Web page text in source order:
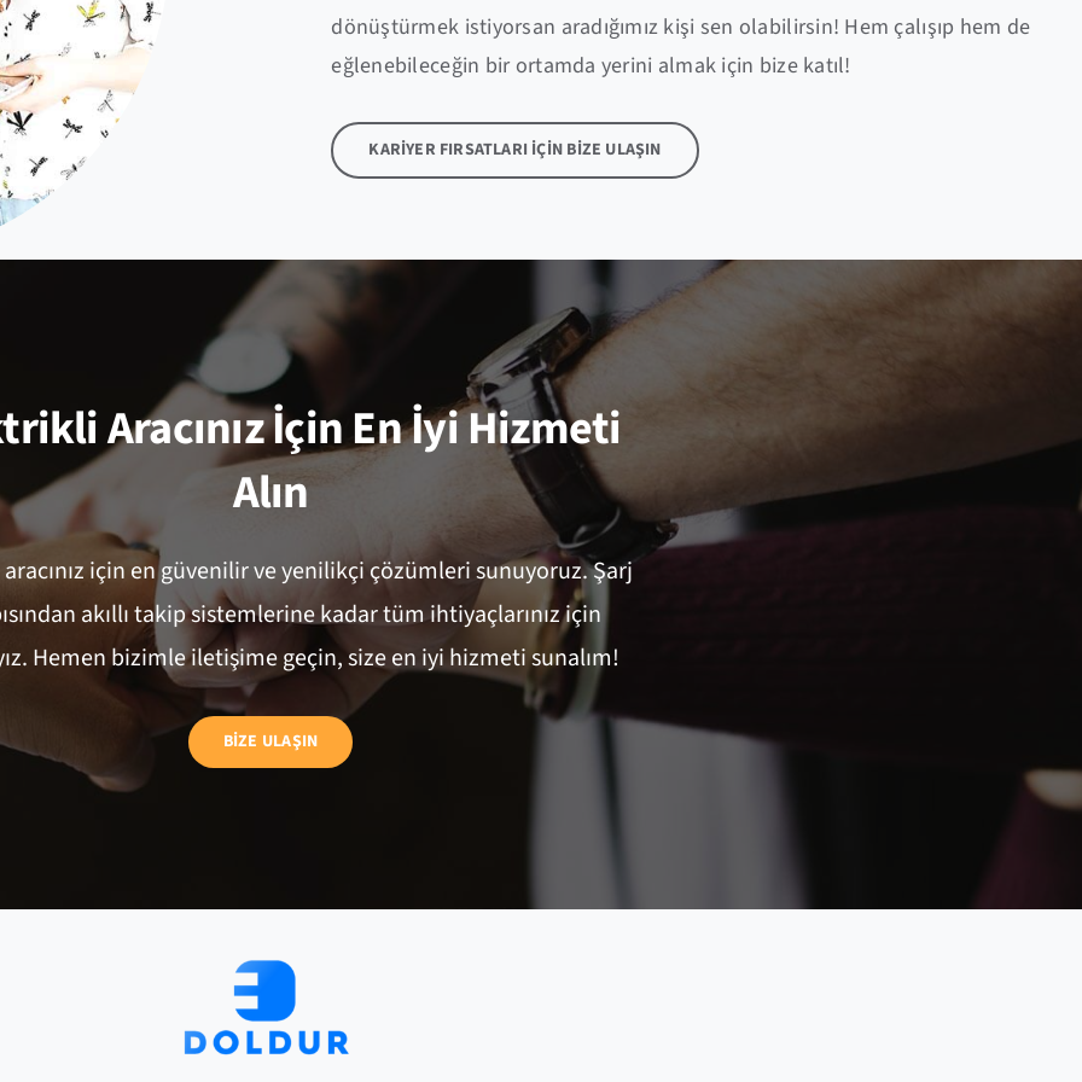
dönüştürmek istiyorsan aradığımız kişi sen olabilirsin! Hem çalışıp hem de
eğlenebileceğin bir ortamda yerini almak için bize katıl!
KARİYER FIRSATLARI İÇİN BİZE ULAŞIN
Aracınız İçin En İyi Hizmeti
Alın
için en güvenilir ve yenilikçi çözümleri sunuyoruz. Şarj
akıllı takip sistemlerine kadar tüm ihtiyaçlarınız için
Hemen bizimle iletişime geçin, size en iyi hizmeti sunalım!
BİZE ULAŞIN